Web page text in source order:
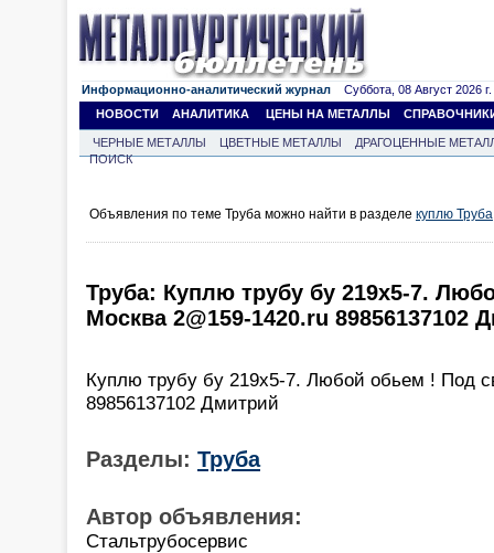
Информационно-аналитический журнал Суббота, 08 Август 2026 г.
НОВОСТИ
АНАЛИТИКА ЦЕНЫ НА МЕТАЛЛЫ
ЧЕРНЫЕ МЕТАЛЛЫ ЦВЕТНЫЕ МЕТАЛЛЫ
ДРАГОЦЕННЫЕ
ПОИСК
Объявления по теме Труба можно найти в разделе куплю Труба
Труба: Куплю трубу бу 219х5-7.
Москва 2@159-1420.ru 89856137102
Куплю трубу бу 219х5-7. Любой обьем ! Под
89856137102 Дмитрий
Разделы: Труба
Автор объявления:
Стальтрубосервис